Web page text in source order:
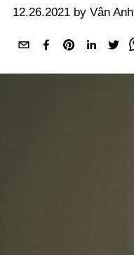
12.26.2021 by Vân Anh